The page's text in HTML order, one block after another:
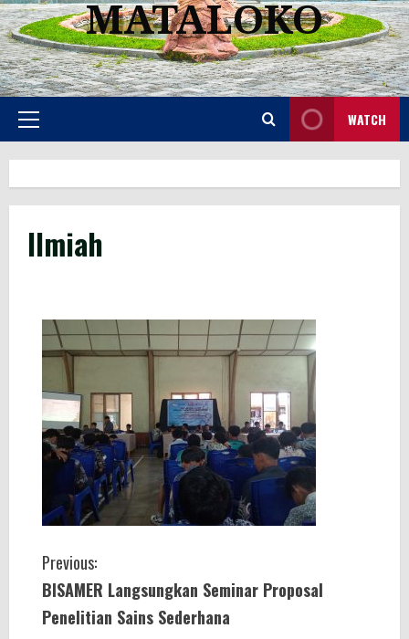
MATALOKO
Primary
WATCH
Ilmiah
C
o
Previous:
BISAMER Langsungkan Seminar Proposal
Penelitian Sains Sederhana